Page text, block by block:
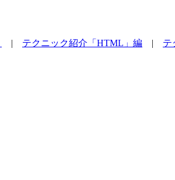
| テクニック紹介「HTML」編 | テ